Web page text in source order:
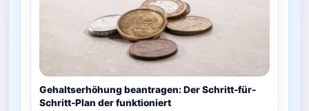
Gehaltserhöhung beantragen: Der Schritt-für-
Schritt-Plan der funktioniert